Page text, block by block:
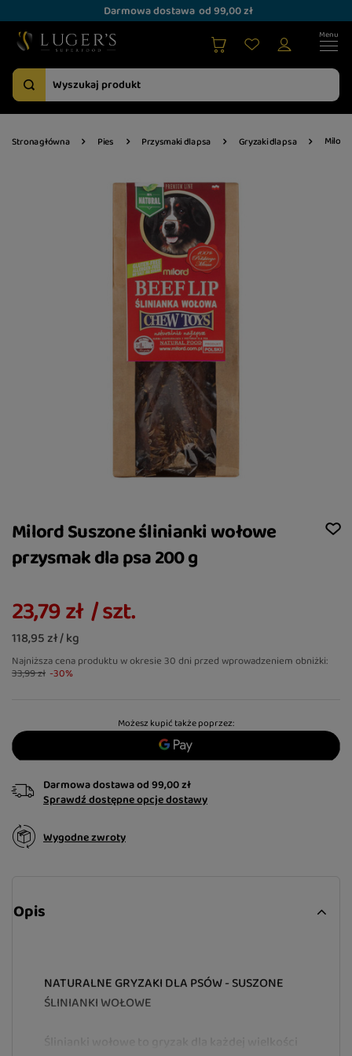
Darmowa dostawa od 99,00 zł
Strona główna Pies Przysmaki dla psa Gryzaki dla psa Milord
Milord Suszone ślinianki wołowe
przysmak dla psa 200 g
23,79 zł /szt.
118,95 zł / kg
Najniższa cena produktu w okresie 30 dni przed wprowadzeniem obniżki:
33,99 zł -30%
Możesz kupić także poprzez:
Darmowa dostawaod99,00 zł
Sprawdź dostępne opcje dostawy
Wygodne zwroty
Opis
NATURALNE GRYZAKI DLA PSÓW - SUSZONE
ŚLINIANKI WOŁOWE
Ślinianki wołowe to gryzak dla każdej wielkości